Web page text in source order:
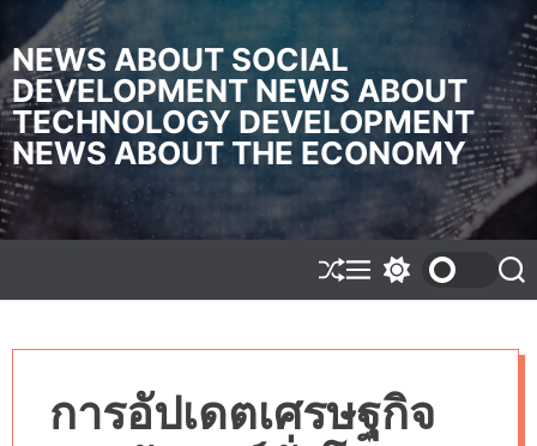
i
p
t
o
c
o
n
n
NEWS ABOUT SOCIAL
DEVELOPMENT NEWS ABOUT
TECHNOLOGY DEVELOPMENT
NEWS ABOUT THE ECONOMY
S
h
e
M
e
w
c
o
l
S
e
การอัปเดตเศรษฐกิจ